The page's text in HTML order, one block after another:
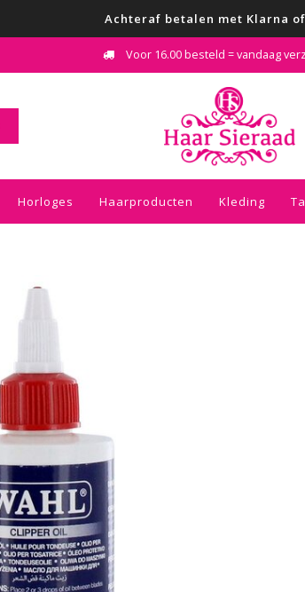
Achteraf betalen met Klarna
Voor 16.00 besteld = vandaag
Horloges Haarproducten Kleding